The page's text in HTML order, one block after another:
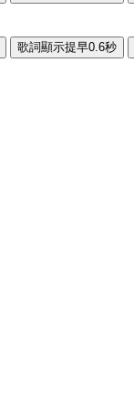
歌詞顯示提早0.6秒